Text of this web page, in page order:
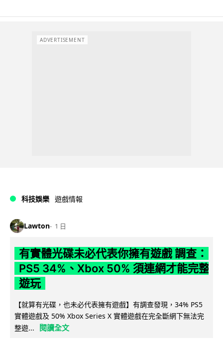
ADVERTISEMENT
科技娛樂 遊戲情報
Lawton 1 日
有實體光碟未必代表你擁有遊戲 調查：
PS5 34%、Xbox 50% 須連網才能完整
遊玩
【就算有光碟，也未必代表擁有遊戲】有調查發現，34% PS5
實體遊戲及 50% Xbox Series X 實體遊戲在完全斷網下無法完
整遊...
閱讀全文